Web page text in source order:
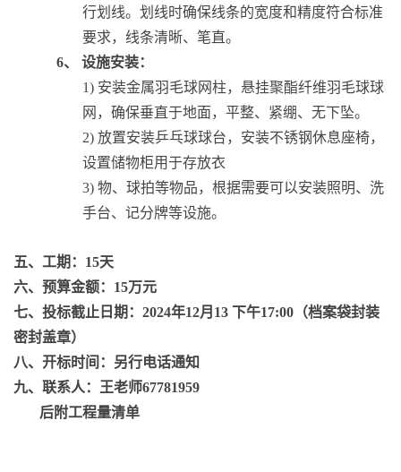
行划线。划线时确保线条的宽度和精度符合标准
要求，线条清晰、笔直。
6、 设施安装：
1) 安装金属羽毛球网柱，悬挂聚酯纤维羽毛球球
网，确保垂直于地面，平整、紧绷、无下坠。
2) 放置安装乒乓球球台，安装不锈钢休息座椅，
设置储物柜用于存放衣
3) 物、球拍等物品，根据需要可以安装照明、洗
手台、记分牌等设施。
五、工期：15天
六、预算金额：15万元
七、投标截止日期：2024年12月13 下午17:00（档案袋封装
密封盖章）
八、开标时间：另行电话通知
九、联系人：王老师67781959
后附工程量清单